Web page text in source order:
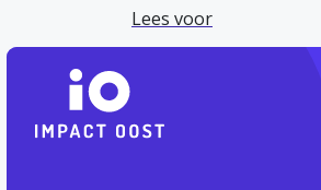
Lees voor